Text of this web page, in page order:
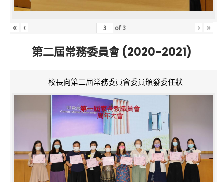
« ‹ of3 › »
第二屆常務委員會 (2020-2021)
校長向第二屆常務委員會委員頒發委任狀